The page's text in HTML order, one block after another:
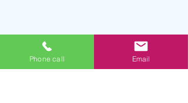
Phone call Email